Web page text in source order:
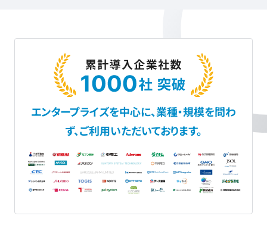
エンタープライズを中心に、業種・規模を問わ
ず、ご利用いただいております。